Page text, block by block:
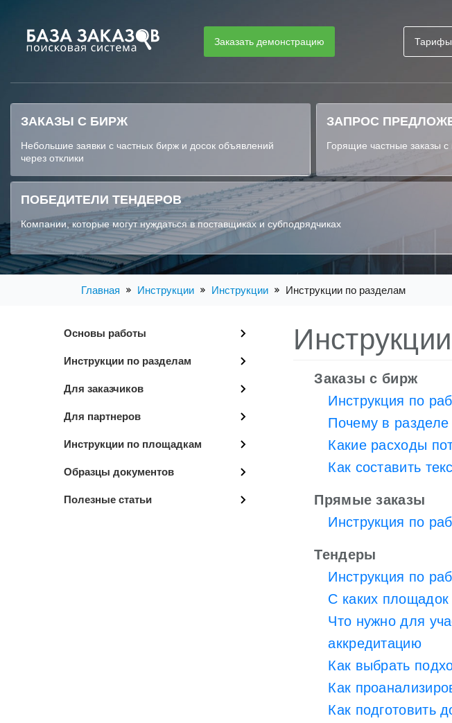
Заказать демонстрацию Тарифы
ЗАКАЗЫ С БИРЖ
Небольшие заявки с частных бирж и досок объявлений
через отклики
ЗАПРОС
Горящие частные заказы
ПОБЕДИТЕЛИ ТЕНДЕРОВ
Компании, которые могут нуждаться в поставщиках и субподрядчиках
Главная Инструкции Инструкции Инструкции по разделам
Основы работы
Инструкции по разделам
Для заказчиков
Для партнеров
Инструкции по площадкам
Образцы документов
Полезные статьи
Заказы с бирж
Инструкция по
Почему в разделе
Какие расходы
Как составить
Прямые заказы
Инструкция по
Тендеры
Инструкция по
С каких
Что нужно для
аккредитацию
Как выбрать
Как
Как подготовить